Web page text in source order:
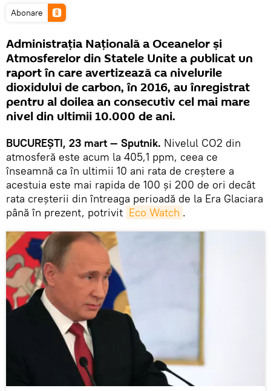
Abonare
Administrația Națională a Oceanelor și
Atmosferelor din Statele Unite a publicat un
raport în care avertizează ca nivelurile
dioxidului de carbon, în 2016, au înregistrat
pentru al doilea an consecutiv cel mai mare
nivel din ultimii 10.000 de ani.
BUCUREȘTI, 23 mart — Sputnik. Nivelul CO2 din
atmosferă este acum la 405,1 ppm, ceea ce
înseamnă ca în ultimii 10 ani rata de creștere a
acestuia este mai rapida de 100 și 200 de ori decât
rata creșterii din întreaga perioadă de la Era Glaciara
până în prezent, potrivit Eco Watch .